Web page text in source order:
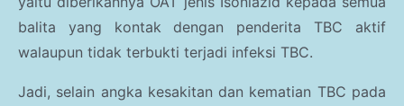
balita yang kontak dengan penderita TBC aktif
walaupun tidak terbukti terjadi infeksi TBC.
Jadi, selain angka kesakitan dan kematian TBC pada